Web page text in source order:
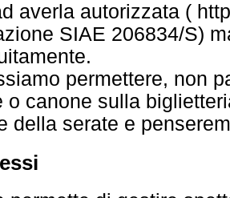
averla autorizzata (
SIAE 206834/S)
permettere, non
o canone sulla
della serate e